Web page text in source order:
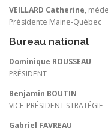
VEILLARD Catherine,
Présidente Maine-Québec
Bureau national
Dominique ROUSSEAU
PRÉSIDENT
Benjamin BOUTIN
VICE-PRÉSIDENT STRATÉGIE
Gabriel FAVREAU